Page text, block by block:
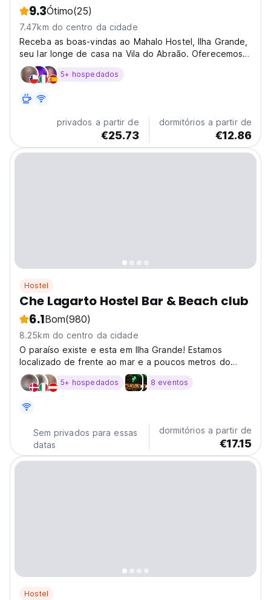
9.3Ótimo(25)
7.47km do centro da cidade
Receba as boas-vindas ao Mahalo Hostel, Ilha Grande,
seu lar longe de casa na Vila do Abraão. Oferecemos
quartos mistos, femininos e privados, todos com
banheiro privativo, ar condicionado, ventilador e
centro,...
5+ hospedados
privados a partir de
€25.73
dormitórios a partir de
€12.86
Hostel
Che Lagarto Hostel Bar & Beach club
6.1Bom(980)
8.25km do centro da cidade
O paraíso existe e esta em Ilha Grande! Estamos
localizado de frente ao mar e a poucos metros do
centro. Venha aprovietar do nosso terraço com uma
caipirinha em um lugar espectacular, rodeado de
5+ hospedados 8 eventos
Sem privados para essas
datas
dormitórios a partir de
€17.15
Hostel